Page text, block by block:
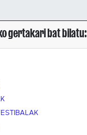
gertakari bat bilatu: